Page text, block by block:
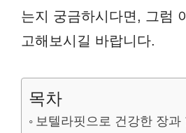
는지 궁금하시다면, 그럼
고해보시길 바랍니다.
목차
보텔라핏으로 건강한 장과